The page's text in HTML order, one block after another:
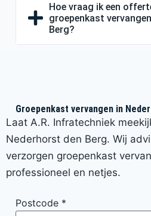
Hoe vraag ik een
groepenkast
Berg?
Groepenkast vervangen in
Laat A.R. Infratechniek
Nederhorst den Berg. Wij
verzorgen groepenkast
professioneel en netjes.
Postcode *